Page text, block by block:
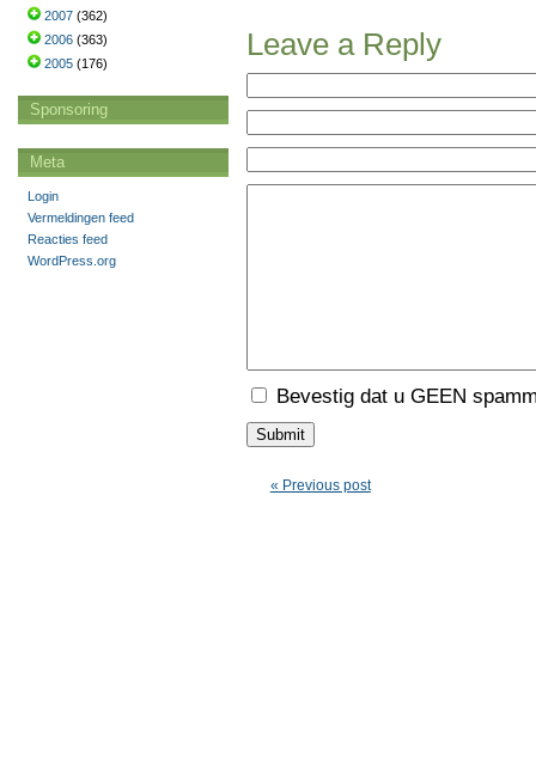
Leave a Reply
Bevestig dat u GEEN
« Previous post
2007 (362)
2006 (363)
2005 (176)
Sponsoring
Meta
Login
Vermeldingen feed
Reacties feed
WordPress.org